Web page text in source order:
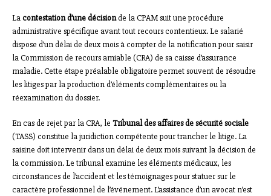
Lacontestation d’une décisionde la CPAM suit une procédure
administrative spécifique avant tout recours contentieux. Le salarié
dispose d’un délai de deux mois à compter de la notification pour saisir
la Commission de recours amiable (CRA) de sa caisse d’assurance
maladie. Cette étape préalable obligatoire permet souvent de résoudre
les litiges par la production d’éléments complémentaires ou la
réexamination du dossier.
En cas de rejet par la CRA, le Tribunal des affaires de sécurité sociale
(TASS) constitue la juridiction compétente pour trancher le litige. La
saisine doit intervenir dans un délai de deux mois suivant la décision de
la commission. Le tribunal examine les éléments médicaux, les
circonstances de l’accident et les témoignages pour statuer sur le
caractère professionnel de l’événement. L’assistance d’un avocat n’est